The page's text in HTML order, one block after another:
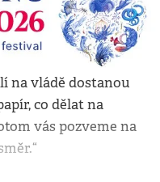
na vládě dostanou
co dělat na
vás pozveme na